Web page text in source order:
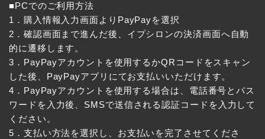
■PCでのご利用方法
1．購入情報入力画面よりPayPayを選択
2．確認画面まで進んだ後、イプシロンの決済画面へ自動
的に遷移します。
3．PayPayアカウントを使用するかQRコードをスキャン
した後、PayPayアプリにてお支払いいただけます。
4．PayPayアカウントを使用する場合は、電話番号とパス
ワードを入力後、SMSで送信される認証コードを入力して
ください。
5．支払い方法を選択し、お支払いを完了させてくださ